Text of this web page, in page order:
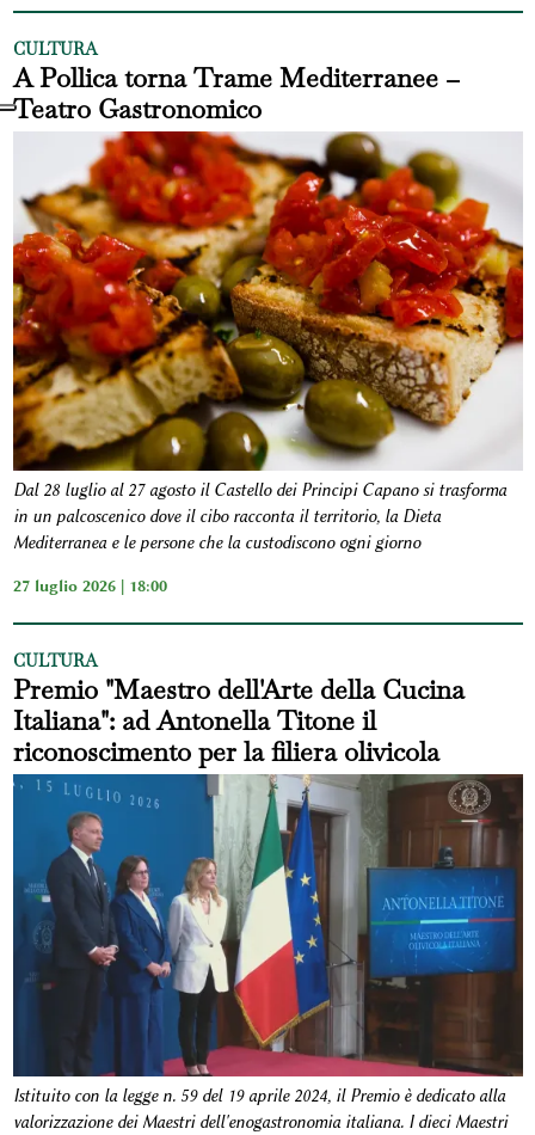
CULTURA
A Pollica torna Trame Mediterranee –
Teatro Gastronomico
Dal 28 luglio al 27 agosto il Castello dei Principi Capano si trasforma
in un palcoscenico dove il cibo racconta il territorio, la Dieta
Mediterranea e le persone che la custodiscono ogni giorno
27 luglio 2026 | 18:00
CULTURA
Premio "Maestro dell'Arte della Cucina
Italiana": ad Antonella Titone il
riconoscimento per la filiera olivicola
Istituito con la legge n. 59 del 19 aprile 2024, il Premio è dedicato alla
valorizzazione dei Maestri dell'enogastronomia italiana. I dieci Maestri